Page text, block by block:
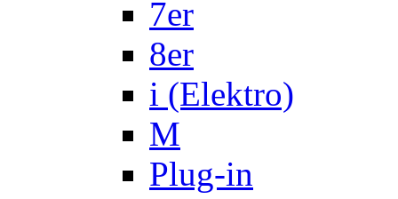
7er
8er
i (Elektro)
M
Plug-in